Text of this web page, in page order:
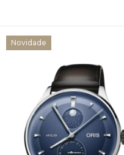
Novidade